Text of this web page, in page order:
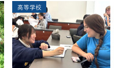
高等学校